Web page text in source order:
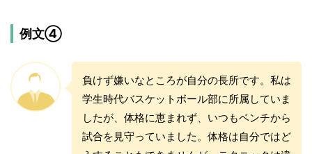
例文④
負けず嫌いなところが自分の長所です。私は
学生時代バスケットボール部に所属していま
したが、体格に恵まれず、いつもベンチから
試合を見守っていました。体格は自分ではど